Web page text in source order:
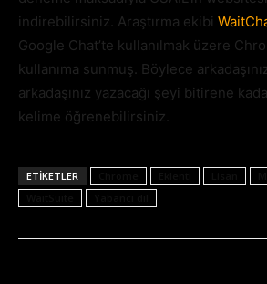
indirebilirsiniz. Araştırma ekibi
Google Chat’te kullanılmak üzere
kullanıma sunmuş. Böylece
arkadaşınız yazacağı şeyi bitirene
kelime öğrenebilirsiniz.
ETIKETLER